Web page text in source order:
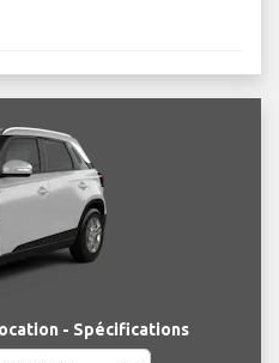
- Spécifications